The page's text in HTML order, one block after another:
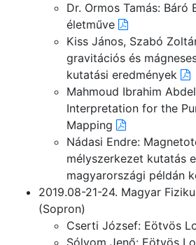
Dr. Ormos Tamás: Báró
életműve
Kiss János, Szabó
gravitációs és
kutatási eredmények
Mahmoud Ibrahim
Interpretation for the
Mapping
Nádasi Endre:
mélyszerkezet kutatás
magyarországi példán
2019.08-21-24. Magyar
(Sopron)
Cserti József: Eötvös
Sólyom Jenő: Eötvös